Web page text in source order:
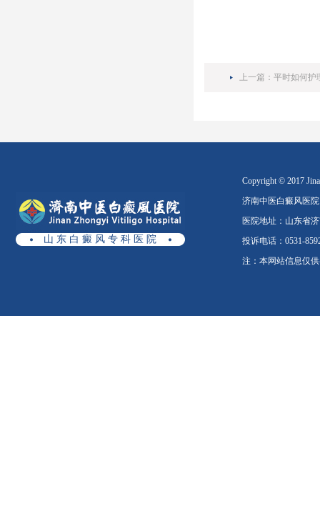
上一篇：平时如何护
山 东 白 癜 风 专 科 医 院
Copyright © 2017
济南中医白癜风医
医院地址：山东省
投诉电话：0531-
注：本网站信息仅